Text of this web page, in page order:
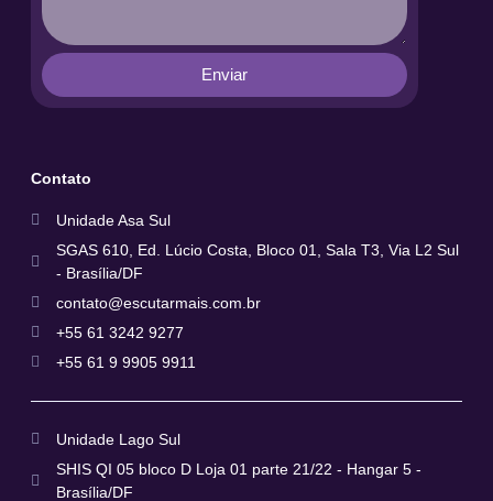
Enviar
Contato
Unidade Asa Sul
SGAS 610, Ed. Lúcio Costa, Bloco 01, Sala T3, Via L2 Sul
- Brasília/DF
contato@escutarmais.com.br
+55 61 3242 9277
+55 61 9 9905 9911
Unidade Lago Sul
SHIS QI 05 bloco D Loja 01 parte 21/22 - Hangar 5 -
Brasília/DF